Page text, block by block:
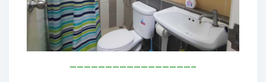
—————————————————–